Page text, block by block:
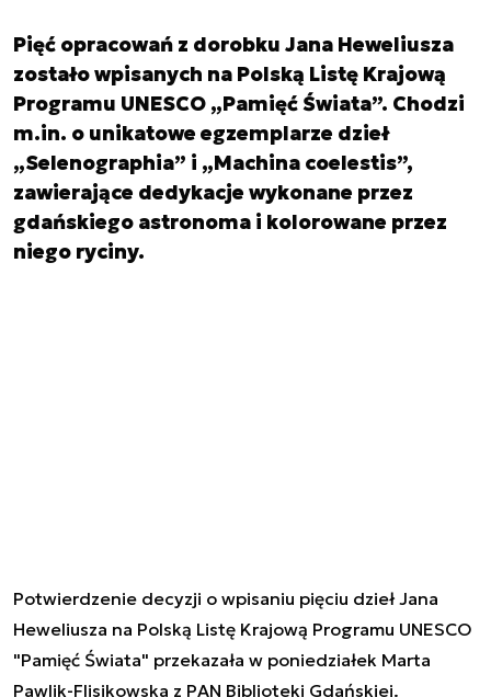
Pięć opracowań z dorobku Jana Heweliusza
zostało wpisanych na Polską Listę Krajową
Programu UNESCO „Pamięć Świata”. Chodzi
m.in. o unikatowe egzemplarze dzieł
„Selenographia” i „Machina coelestis”,
zawierające dedykacje wykonane przez
gdańskiego astronoma i kolorowane przez
niego ryciny.
Potwierdzenie decyzji o wpisaniu pięciu dzieł Jana
Heweliusza na Polską Listę Krajową Programu UNESCO
"Pamięć Świata" przekazała w poniedziałek Marta
Pawlik-Flisikowska z PAN Biblioteki Gdańskiej.